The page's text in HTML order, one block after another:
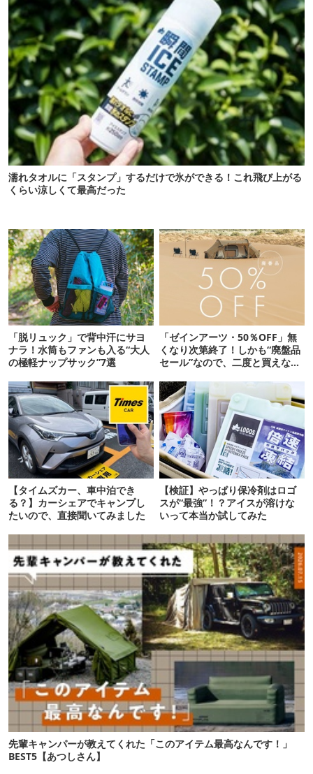
濡れタオルに「スタンプ」するだけで氷ができる！これ飛び上がる
くらい涼しくて最高だった
「脱リュック」で背中汗にサヨ
ナラ！水筒もファンも入る“大人
の極軽ナップサック”7選
「ゼインアーツ・50％OFF」無
くなり次第終了！しかも“廃盤品
セール”なので、二度と買えない
【タイムズカー、車中泊でき
る？】カーシェアでキャンプし
たいので、直接聞いてみました
【検証】やっぱり保冷剤はロゴ
スが“最強”！？アイスが溶けな
いって本当か試してみた
先輩キャンパーが教えてくれた「このアイテム最高なんです！」
BEST5【あつしさん】